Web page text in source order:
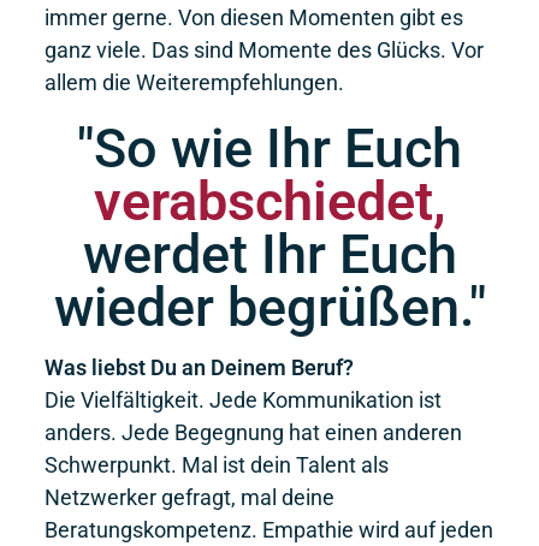
immer gerne. Von diesen Momenten gibt es
ganz viele. Das sind Momente des Glücks. Vor
allem die Weiterempfehlungen.
"So wie Ihr Euch
verabschiedet,
werdet Ihr Euch
wieder begrüßen."
Was liebst Du an Deinem Beruf?
Die Vielfältigkeit. Jede Kommunikation ist
anders. Jede Begegnung hat einen anderen
Schwerpunkt. Mal ist dein Talent als
Netzwerker gefragt, mal deine
Beratungskompetenz. Empathie wird auf jeden